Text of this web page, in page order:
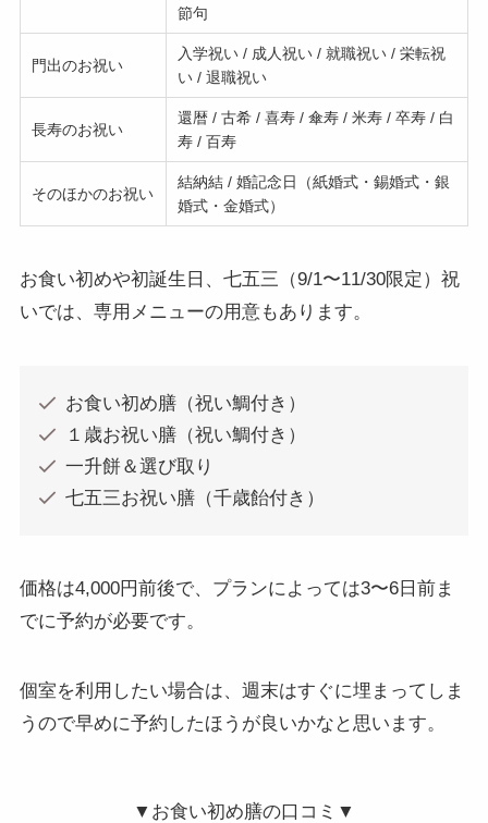
節句
門出のお祝い
入学祝い / 成人祝い / 就職祝い / 栄転祝
い / 退職祝い
長寿のお祝い
還暦 / 古希 / 喜寿 / 傘寿 / 米寿 / 卒寿 / 白
寿 / 百寿
そのほかのお祝い
結納結 / 婚記念日（紙婚式・錫婚式・銀
婚式・金婚式）
お食い初めや初誕生日、七五三（9/1〜11/30限定）祝
いでは、専用メニューの用意もあります。
お食い初め膳（祝い鯛付き）
１歳お祝い膳（祝い鯛付き）
一升餅＆選び取り
七五三お祝い膳（千歳飴付き）
価格は4,000円前後で、プランによっては3〜6日前ま
でに予約が必要です。
個室を利用したい場合は、週末はすぐに埋まってしま
うので早めに予約したほうが良いかなと思います。
▼お食い初め膳の口コミ▼